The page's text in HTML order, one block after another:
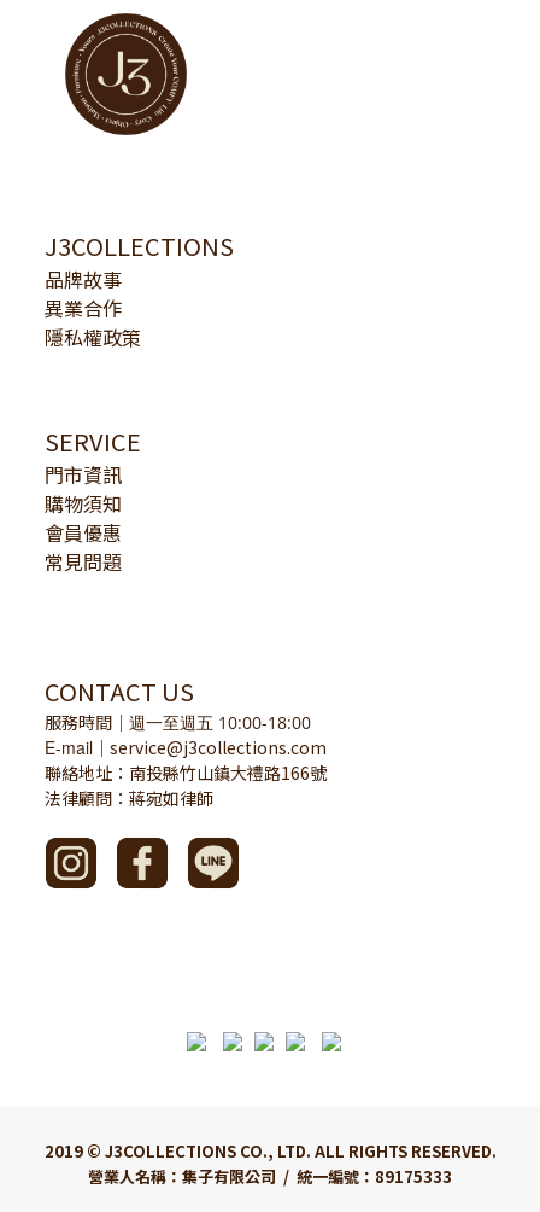
J3COLLECTIONS
品牌故事
異業合作
隱私權政策
SERVICE
門市資訊
購物須知
會員優惠
常見問題
CONTACT US
服務時間 ｜ 週一至週五 10:00-18:00
E-mail ｜ service@j3collections.com
聯絡地址：南投縣竹山鎮大禮路166號
法律顧問：蔣宛如律師
2019 © J3COLLECTIONS CO., LTD. ALL RIGHTS RESERVED.
營業人名稱：集子有限公司 / 統一編號：89175333